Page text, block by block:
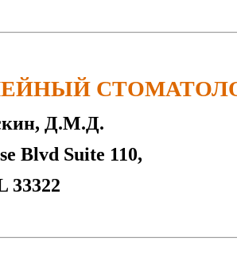
Д.М.Д.
Blvd Suite 110,
33322